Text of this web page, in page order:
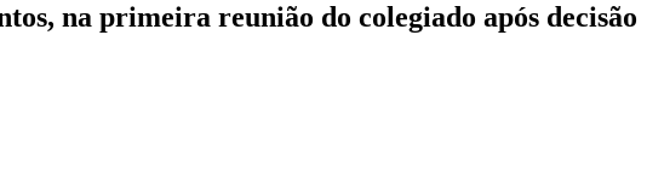
na primeira reunião do colegiado após decisão